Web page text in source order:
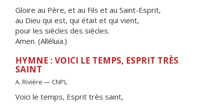
Gloire au Père, et au Fils et au Saint-Esprit,
au Dieu qui est, qui était et qui vient,
pour les siècles des siècles.
Amen. (Alléluia.)
HYMNE : VOICI LE TEMPS, ESPRIT TRÈS
SAINT
A. Rivière — CNPL
Voici le temps, Esprit très saint,